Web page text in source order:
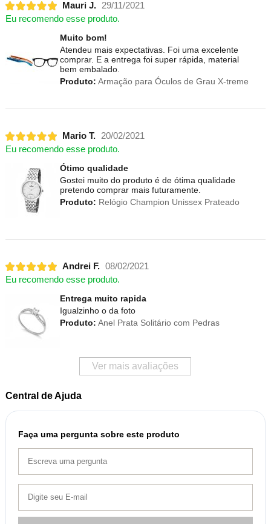
Mauri J. 29/11/2021
Eu recomendo esse produto.
Muito bom!
Atendeu mais expectativas. Foi uma excelente
comprar. E a entrega foi super rápida, material
bem embalado.
Produto: Armação para Óculos de Grau X-treme
Mario T. 20/02/2021
Eu recomendo esse produto.
Ótimo qualidade
Gostei muito do produto é de ótima qualidade
pretendo comprar mais futuramente.
Produto: Relógio Champion Unissex Prateado
Andrei F. 08/02/2021
Eu recomendo esse produto.
Entrega muito rapida
Igualzinho o da foto
Produto: Anel Prata Solitário com Pedras
Ver mais avaliações
Central de Ajuda
Faça uma pergunta sobre este produto